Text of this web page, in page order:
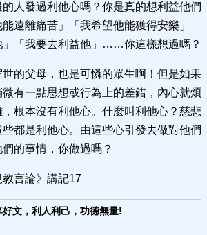
人發過利他心嗎？你是真的想利益他們
遠離痛苦」「我希望他能獲得安樂」
」「我要去利益他」……你這樣想過嗎？
的父母，也是可憐的眾生啊！但是如果
有一點思想或行為上的差錯，內心就煩
根本沒有利他心。什麼叫利他心？慈悲
都是利他心。由這些心引發去做對他們
的事情，你做過嗎？
言論》講記17
好文，利人利己，功德無量!